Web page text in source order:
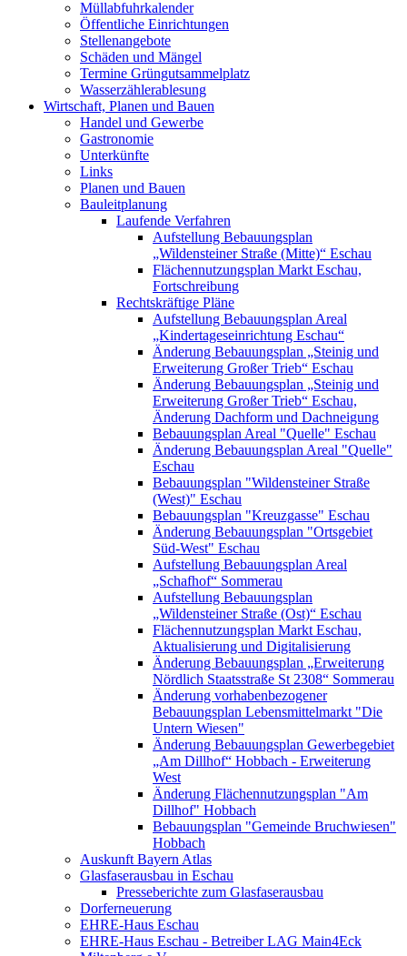
Müllabfuhrkalender
Öffentliche Einrichtungen
Stellenangebote
Schäden und Mängel
Termine Grüngutsammelplatz
Wasserzählerablesung
Wirtschaft, Planen und Bauen
Handel und Gewerbe
Gastronomie
Unterkünfte
Links
Planen und Bauen
Bauleitplanung
Laufende Verfahren
Aufstellung Bebauungsplan
„Wildensteiner Straße (Mitte)“ Eschau
Flächennutzungsplan Markt Eschau,
Fortschreibung
Rechtskräftige Pläne
Aufstellung Bebauungsplan Areal
„Kindertageseinrichtung Eschau“
Änderung Bebauungsplan „Steinig und
Erweiterung Großer Trieb“ Eschau
Änderung Bebauungsplan „Steinig und
Erweiterung Großer Trieb“ Eschau,
Änderung Dachform und Dachneigung
Bebauungsplan Areal "Quelle" Eschau
Änderung Bebauungsplan Areal "Quelle"
Eschau
Bebauungsplan "Wildensteiner Straße
(West)" Eschau
Bebauungsplan "Kreuzgasse" Eschau
Änderung Bebauungsplan "Ortsgebiet
Süd-West" Eschau
Aufstellung Bebauungsplan Areal
„Schafhof“ Sommerau
Aufstellung Bebauungsplan
„Wildensteiner Straße (Ost)“ Eschau
Flächennutzungsplan Markt Eschau,
Aktualisierung und Digitalisierung
Änderung Bebauungsplan „Erweiterung
Nördlich Staatsstraße St 2308“ Sommerau
Änderung vorhabenbezogener
Bebauungsplan Lebensmittelmarkt "Die
Untern Wiesen"
Änderung Bebauungsplan Gewerbegebiet
„Am Dillhof“ Hobbach - Erweiterung
West
Änderung Flächennutzungsplan "Am
Dillhof" Hobbach
Bebauungsplan "Gemeinde Bruchwiesen"
Hobbach
Auskunft Bayern Atlas
Glasfaserausbau in Eschau
Presseberichte zum Glasfaserausbau
Dorferneuerung
EHRE-Haus Eschau
EHRE-Haus Eschau - Betreiber LAG Main4Eck